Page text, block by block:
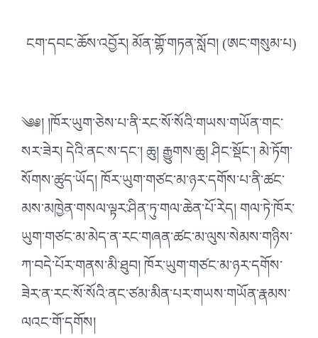
ངག་དབང་ཆོས་འབྱོར། མོན་གྷོ་གཏན་སློབ། (ཨང་གསུམ་པ)
༄༅། །ཁོར་ཡུག་ཅེས་པ་ནི་རང་སོ་སོའི་གཡས་གཡོན་གང་
སར་ཟེར། དེའི་ནང་ས་དང༌། ཆུ། རྒྱུགས་ཆུ། ཤིང་སྡོང༌། མེ་ཏོག་
སོགས་ཚུད་ཡོད། ཁོར་ཡུག་གཙང་མ་ཉར་དགོས་པ་ནི་ཚང་
མས་མཁྱེན་གསལ་ལྟར་ཤིན་ཏུ་གལ་ཆེན་པོ་རེད། གལ་ཏེ་ཁོར་
ཡུག་གཙང་མ་མེད་ན་རང་གཞན་ཚང་མ་ལུས་སེམས་གཉིས་
ཀ་བདེ་པོར་གནས་མི་ཐུབ། ཁོར་ཡུག་གཙང་མ་ཉར་དགོས་
ཟེར་ན་རང་སོ་སོའི་ནང་ཙམ་མིན་པར་གཡས་གཡོན་རྣམས་
ལའང་གོ་དགོས།